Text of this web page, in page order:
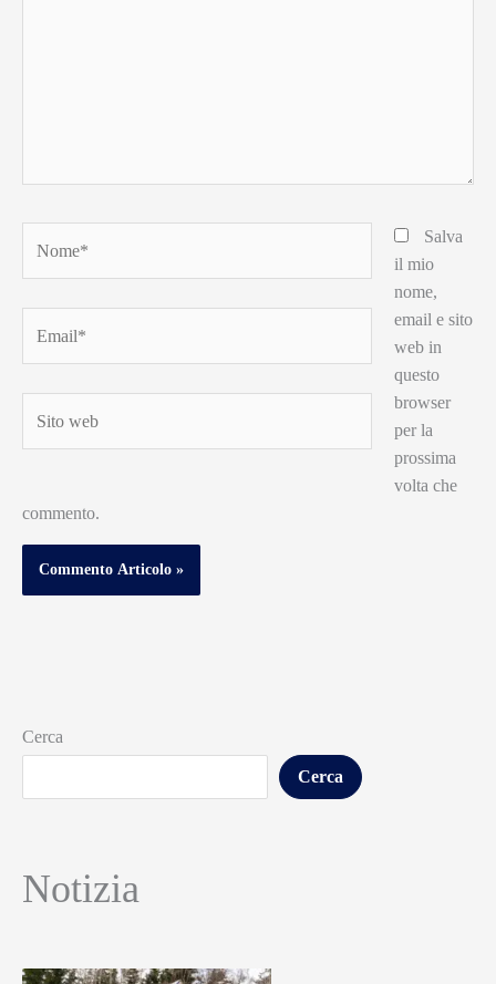
web
Salva
il mio
nome,
email e sito
web in
questo
browser
per la
prossima
volta che
commento.
Cerca
Cerca
Notizia